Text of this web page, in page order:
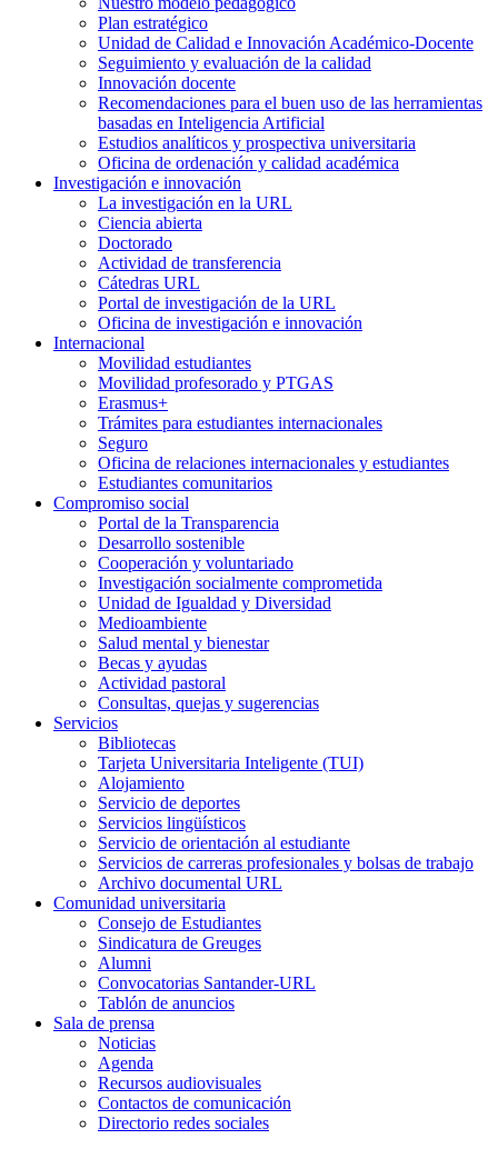
Plan estratégico
Unidad de Calidad e Innovación Académico-Docente
Seguimiento y evaluación de la calidad
Innovación docente
Recomendaciones para el buen uso de las herramientas
basadas en Inteligencia Artificial
Estudios analíticos y prospectiva universitaria
Oficina de ordenación y calidad académica
Investigación e innovación
La investigación en la URL
Ciencia abierta
Doctorado
Actividad de transferencia
Cátedras URL
Portal de investigación de la URL
Oficina de investigación e innovación
Internacional
Movilidad estudiantes
Movilidad profesorado y PTGAS
Erasmus+
Trámites para estudiantes internacionales
Seguro
Oficina de relaciones internacionales y estudiantes
Estudiantes comunitarios
Compromiso social
Portal de la Transparencia
Desarrollo sostenible
Cooperación y voluntariado
Investigación socialmente comprometida
Unidad de Igualdad y Diversidad
Medioambiente
Salud mental y bienestar
Becas y ayudas
Actividad pastoral
Consultas, quejas y sugerencias
Servicios
Bibliotecas
Tarjeta Universitaria Inteligente (TUI)
Alojamiento
Servicio de deportes
Servicios lingüísticos
Servicio de orientación al estudiante
Servicios de carreras profesionales y bolsas de trabajo
Archivo documental URL
Comunidad universitaria
Consejo de Estudiantes
Sindicatura de Greuges
Alumni
Convocatorias Santander-URL
Tablón de anuncios
Sala de prensa
Noticias
Agenda
Recursos audiovisuales
Contactos de comunicación
Directorio redes sociales